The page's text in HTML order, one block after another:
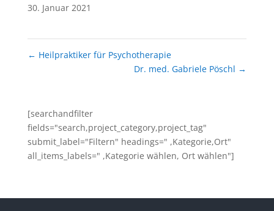
30. Januar 2021
← Heilpraktiker für Psychotherapie
Dr. med. Gabriele Pöschl →
[searchandfilter
fields="search,project_category,project_tag"
submit_label="Filtern" headings=" ,Kategorie,Ort"
all_items_labels=" ,Kategorie wählen, Ort wählen"]